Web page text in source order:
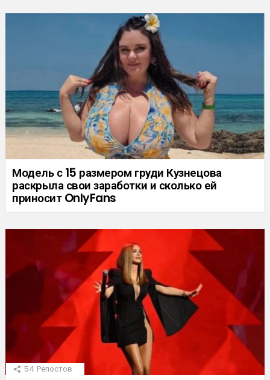
Модель с 15 размером груди Кузнецова
раскрыла свои заработки и сколько ей
приносит OnlyFans
54 Репостов